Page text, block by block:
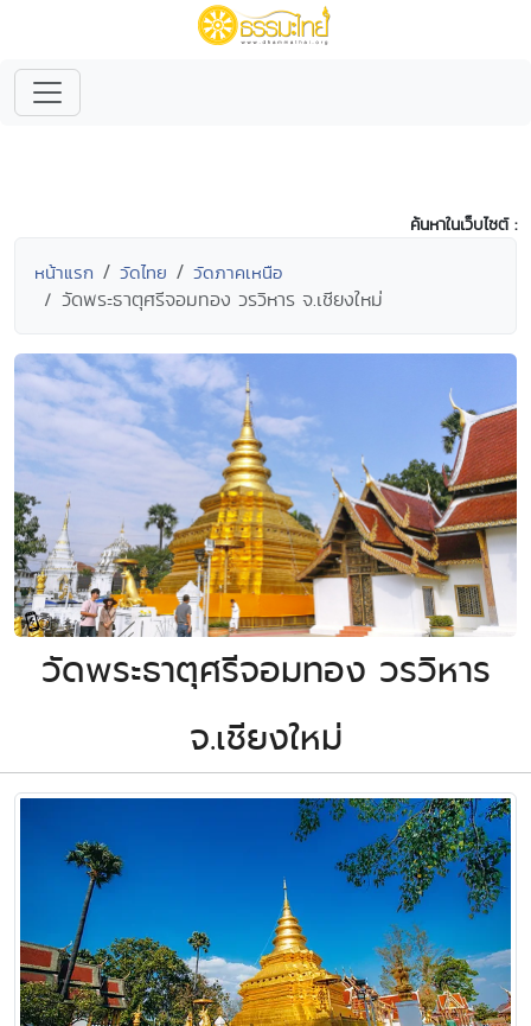
ค้นหาในเว็บไซต์ :
หน้าแรก วัดไทย วัดภาคเหนือ
วัดพระธาตุศรีจอมทอง วรวิหาร จ.เชียงใหม่
วัดพระธาตุศรีจอมทอง วรวิหาร
จ.เชียงใหม่